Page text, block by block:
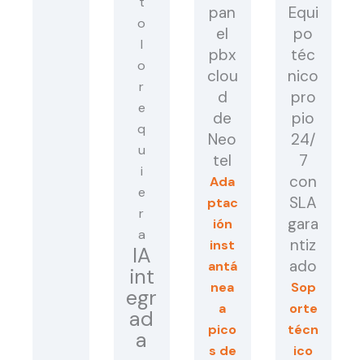
IA
int
egr
ad
a
pan
el
pbx
clou
d
de
Neo
tel
Ada
ptac
ión
inst
antá
nea
a
pico
s de
Equi
po
téc
nico
pro
pio
24/
7
con
SLA
gara
ntiz
ado
Sop
orte
técn
ico